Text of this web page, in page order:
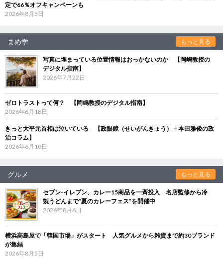
定で66％オフキャンペーンも
2026年8月5日
まめ学 もっと見る
写真に埋まっている位置情報はおっかないのか 【岡嶋教授の
デジタル指南】
2026年7月22日
ゼロトラストって何？ 【岡嶋教授のデジタル指南】
2026年6月18日
きっと大平元首相は泣いている 【政眼鏡（せいがんきょう）－本田雅俊の政
治コラム】
2026年6月10日
グルメ もっと見る
セブン‐イレブン、カレー15商品を一斉投入 名店監修から冷
製うどんまで“夏のカレーフェス”を開催中
2026年8月6日
横浜高島屋で「韓国市場」がスタート 人気グルメから雑貨まで約30ブランド
が集結
2026年8月5日